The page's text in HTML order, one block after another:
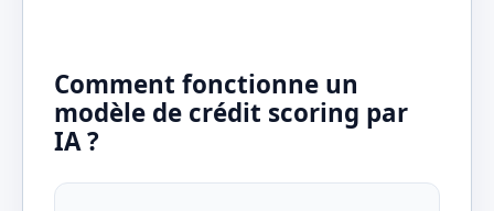
Comment fonctionne un
modèle de crédit scoring par
IA ?